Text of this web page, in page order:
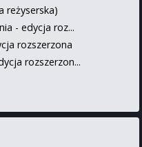
reżyserska)
- edycja roz...
rozszerzona
rozszerzon...